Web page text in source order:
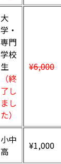
大
学・
専門
学校
生
（終
了し
まし
た）
¥6,000
小中
高
¥1,000